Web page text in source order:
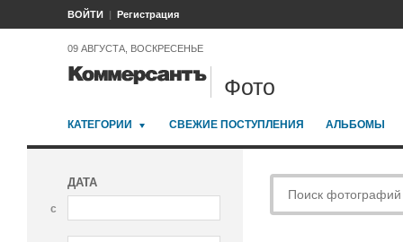
ВОЙТИ Регистрация
09 АВГУСТА, ВОСКРЕСЕНЬЕ
Фото
КАТЕГОРИИ СВЕЖИЕ ПОСТУПЛЕНИЯ АЛЬБОМЫ
ДАТА
с